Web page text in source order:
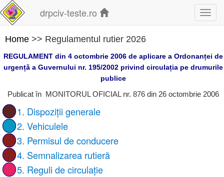
drpciv-teste.ro
Home >> Regulamentul rutier 2026
REGULAMENT din 4 octombrie 2006 de aplicare a Ordonanței de
urgență a Guvernului nr. 195/2002 privind circulația pe drumurile
publice
Publicat în MONITORUL OFICIAL nr. 876 din 26 octombrie 2006
1. Dispoziții generale
2. Vehiculele
3. Permisul de conducere
4. Semnalizarea rutieră
5. Reguli de circulație